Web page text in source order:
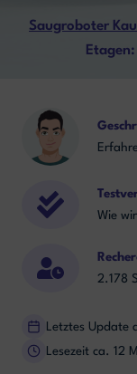
Saugroboter
Wie
2.178
Letztes
Lesezeit ca. 12